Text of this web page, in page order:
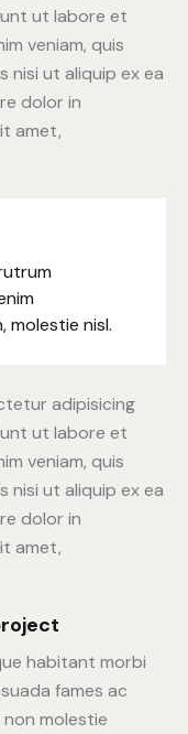
ut labore et
veniam, quis
nisi ut aliquip ex ea
dolor in
amet,
molestie nisl.
adipisicing
ut labore et
veniam, quis
nisi ut aliquip ex ea
dolor in
amet,
habitant morbi
fames ac
non molestie